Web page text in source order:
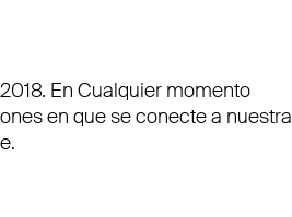
En Cualquier momento
en que se conecte a nuestra